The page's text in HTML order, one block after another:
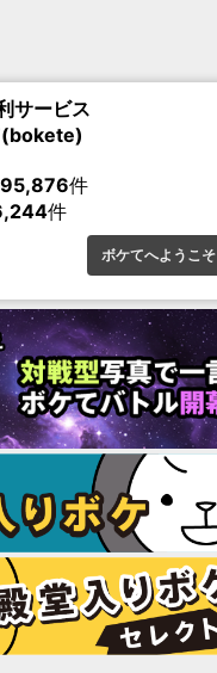
サービス
(bokete)
件
件
ボケてへようこそ